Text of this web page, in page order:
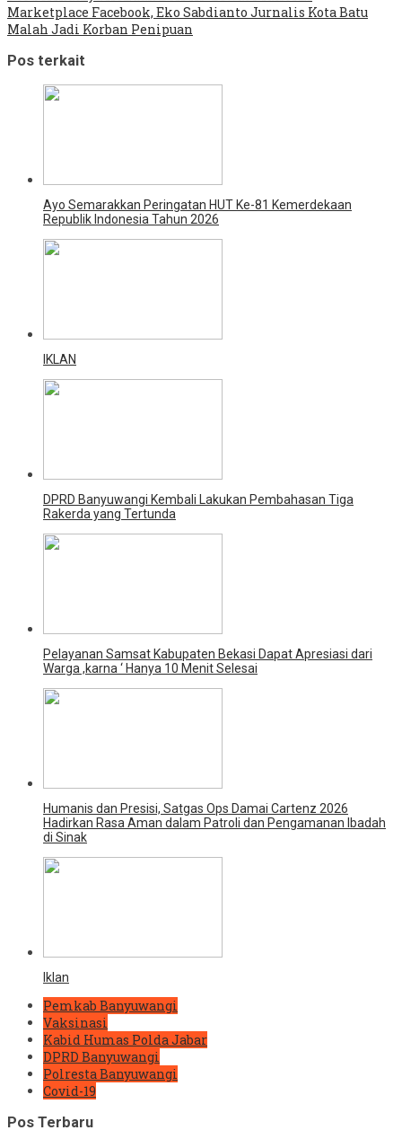
Marketplace Facebook, Eko Sabdianto Jurnalis Kota Batu
Malah Jadi Korban Penipuan
Pos terkait
Ayo Semarakkan Peringatan HUT Ke-81 Kemerdekaan
Republik Indonesia Tahun 2026
IKLAN
DPRD Banyuwangi Kembali Lakukan Pembahasan Tiga
Rakerda yang Tertunda
Pelayanan Samsat Kabupaten Bekasi Dapat Apresiasi dari
Warga ,karna ‘ Hanya 10 Menit Selesai
Humanis dan Presisi, Satgas Ops Damai Cartenz 2026
Hadirkan Rasa Aman dalam Patroli dan Pengamanan Ibadah
di Sinak
Iklan
Pemkab Banyuwangi
Vaksinasi
Kabid Humas Polda Jabar
DPRD Banyuwangi
Polresta Banyuwangi
Covid-19
Pos Terbaru